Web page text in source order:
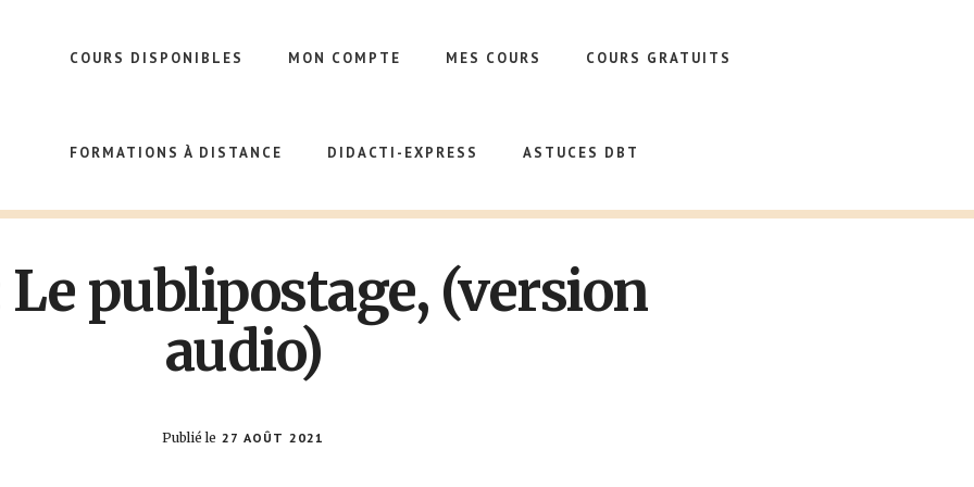
COURS DISPONIBLES MON COMPTE MES COURS COURS GRATUITS
FORMATIONS À DISTANCE DIDACTI-EXPRESS ASTUCES DBT
Le publipostage, (version
audio)
Publié le 27 AOÛT 2021